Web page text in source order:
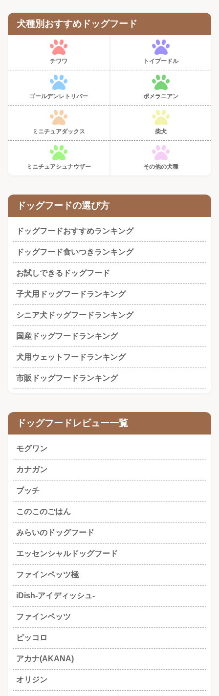
犬種別おすすめドッグフード
チワワ トイプードル
ゴールデンレトリバー ポメラニアン
ミニチュアダックス 柴犬
ミニチュアシュナウザー その他の犬種
ドッグフードの選び方
ドッグフードおすすめランキング
ドッグフード食いつきランキング
お試しできるドッグフード
子犬用ドッグフードランキング
シニア犬ドッグフードランキング
国産ドッグフードランキング
犬用ウェットフードランキング
市販ドッグフードランキング
ドッグフードレビュー一覧
モグワン
カナガン
ブッチ
このこのごはん
みらいのドッグフード
エッセンシャルドッグフード
ファインペッツ極
iDish-アイディッシュ-
ファインペッツ
ピッコロ
アカナ(AKANA)
オリジン